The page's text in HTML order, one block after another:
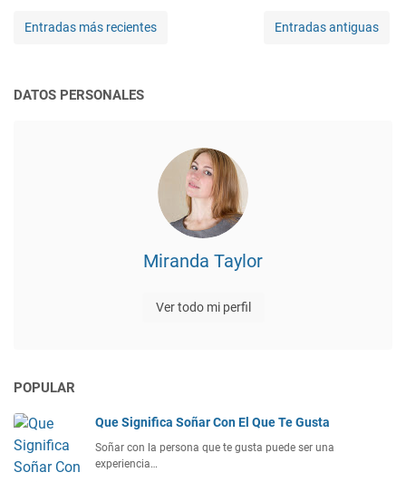
Entradas más recientes Entradas antiguas
DATOS PERSONALES
Miranda Taylor
Ver todo mi perfil
POPULAR
Que Significa Soñar Con El Que Te Gusta
Soñar con la persona que te gusta puede ser una
experiencia…